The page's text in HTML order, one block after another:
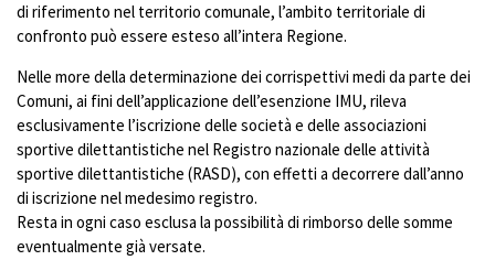
di riferimento nel territorio comunale, l’ambito territoriale di
confronto può essere esteso all’intera Regione.
Nelle more della determinazione dei corrispettivi medi da parte dei
Comuni, ai fini dell’applicazione dell’esenzione IMU, rileva
esclusivamente l’iscrizione delle società e delle associazioni
sportive dilettantistiche nel Registro nazionale delle attività
sportive dilettantistiche (RASD), con effetti a decorrere dall’anno
di iscrizione nel medesimo registro.
Resta in ogni caso esclusa la possibilità di rimborso delle somme
eventualmente già versate.